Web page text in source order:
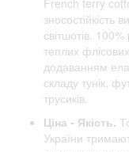
зносостійкість
світшотів.
теплих
додаванням
складу тунік,
трусиків.
Ціна - Якість.
України